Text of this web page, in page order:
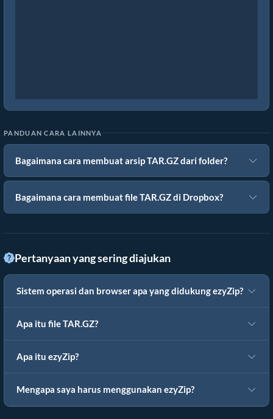
PANDUAN CARA LAINNYA
Bagaimana cara membuat arsip TAR.GZ dari folder?
Bagaimana cara membuat file TAR.GZ di Dropbox?
Pertanyaan yang sering diajukan
Sistem operasi dan browser apa yang didukung ezyZip?
Apa itu file TAR.GZ?
Apa itu ezyZip?
Mengapa saya harus menggunakan ezyZip?